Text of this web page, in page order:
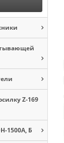
Z-169
1500А, Б